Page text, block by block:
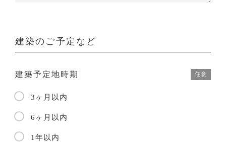
建築のご予定など
建築予定地時期 任意
3ヶ月以内
6ヶ月以内
1年以内